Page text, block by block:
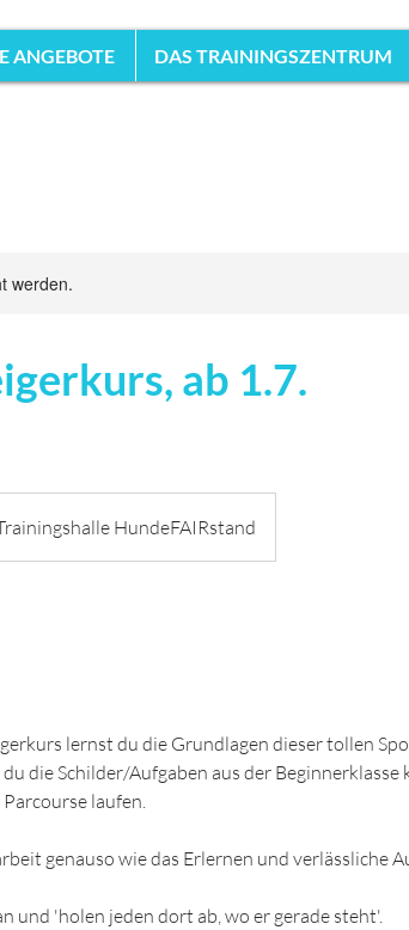
ANGEBOTE DAS TRAININGSZENTRUM
werden.
ab 1.7.
HundeFAIRstand
lernst du die Grundlagen dieser tollen
die Schilder/Aufgaben aus der Beginnerklasse
laufen.
genauso wie das Erlernen und verlässliche
und 'holen jeden dort ab, wo er gerade steht'.